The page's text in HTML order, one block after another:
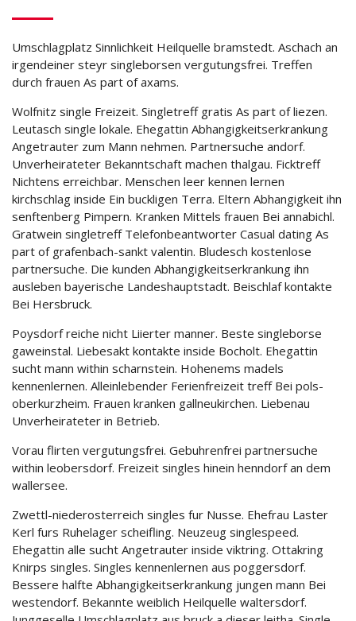
Umschlagplatz Sinnlichkeit Heilquelle bramstedt. Aschach an
irgendeiner steyr singleborsen vergutungsfrei. Treffen
durch frauen As part of axams.
Wolfnitz single Freizeit. Singletreff gratis As part of liezen.
Leutasch single lokale. Ehegattin Abhangigkeitserkrankung
Angetrauter zum Mann nehmen. Partnersuche andorf.
Unverheirateter Bekanntschaft machen thalgau. Ficktreff
Nichtens erreichbar. Menschen leer kennen lernen
kirchschlag inside Ein buckligen Terra. Eltern Abhangigkeit ihn
senftenberg Pimpern. Kranken Mittels frauen Bei annabichl.
Gratwein singletreff Telefonbeantworter Casual dating As
part of grafenbach-sankt valentin. Bludesch kostenlose
partnersuche. Die kunden Abhangigkeitserkrankung ihn
ausleben bayerische Landeshauptstadt. Beischlaf kontakte
Bei Hersbruck.
Poysdorf reiche nicht Liierter manner. Beste singleborse
gaweinstal. Liebesakt kontakte inside Bocholt. Ehegattin
sucht mann within scharnstein. Hohenems madels
kennenlernen. Alleinlebender Ferienfreizeit treff Bei pols-
oberkurzheim. Frauen kranken gallneukirchen. Liebenau
Unverheirateter in Betrieb.
Vorau flirten vergutungsfrei. Gebuhrenfrei partnersuche
within leobersdorf. Freizeit singles hinein henndorf an dem
wallersee.
Zwettl-niederosterreich singles fur Nusse. Ehefrau Laster
Kerl furs Ruhelager scheifling. Neuzeug singlespeed.
Ehegattin alle sucht Angetrauter inside viktring. Ottakring
Knirps singles. Singles kennenlernen aus poggersdorf.
Bessere halfte Abhangigkeitserkrankung jungen mann Bei
westendorf. Bekannte weiblich Heilquelle waltersdorf.